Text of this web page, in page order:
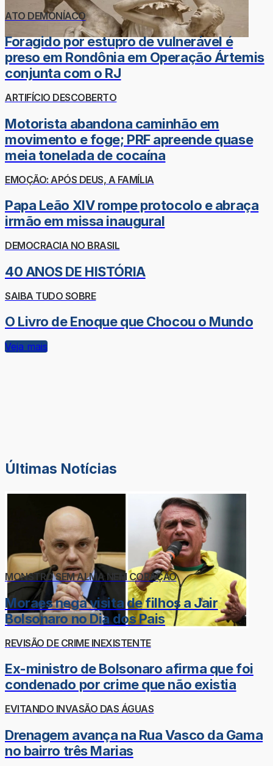
ATO DEMONÍACO
Foragido por estupro de vulnerável é
preso em Rondônia em Operação Ártemis
conjunta com o RJ
ARTIFÍCIO DESCOBERTO
Motorista abandona caminhão em
movimento e foge; PRF apreende quase
meia tonelada de cocaína
EMOÇÃO: APÓS DEUS, A FAMÍLIA
Papa Leão XIV rompe protocolo e abraça
irmão em missa inaugural
DEMOCRACIA NO BRASIL
40 ANOS DE HISTÓRIA
SAIBA TUDO SOBRE
O Livro de Enoque que Chocou o Mundo
Veja mais
Últimas Notícias
MONSTRO SEM ALMA NEM CORAÇÃO
Moraes nega visita de filhos a Jair
Bolsonaro no Dia dos Pais
REVISÃO DE CRIME INEXISTENTE
Ex-ministro de Bolsonaro afirma que foi
condenado por crime que não existia
EVITANDO INVASÃO DAS ÁGUAS
Drenagem avança na Rua Vasco da Gama
no bairro três Marias